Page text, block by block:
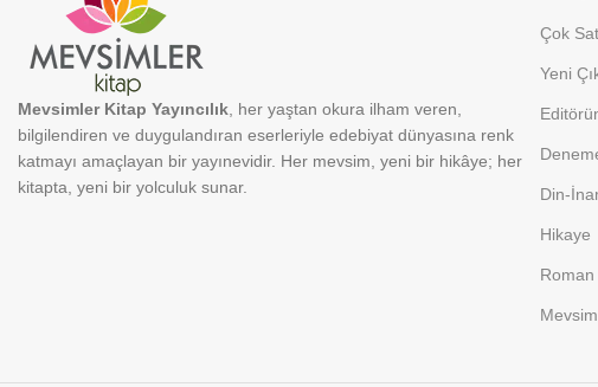
Çok
Yeni
Din-
Hikaye
Roman
Mevsimler Kitap Yayıncılık , her yaştan okura ilham veren,
bilgilendiren ve duygulandıran eserleriyle edebiyat dünyasına renk
katmayı amaçlayan bir yayınevidir. Her mevsim, yeni bir hikâye; her
kitapta, yeni bir yolculuk sunar.